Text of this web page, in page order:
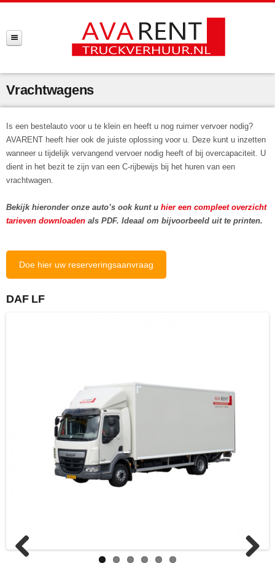
Vrachtwagens
Is een bestelauto voor u te klein en heeft u nog ruimer vervoer nodig?
AVARENT heeft hier ook de juiste oplossing voor u. Deze kunt u inzetten
wanneer u tijdelijk vervangend vervoer nodig heeft of bij overcapaciteit. U
dient in het bezit te zijn van een C-rijbewijs bij het huren van een
vrachtwagen.
Bekijk hieronder onze auto’s ook kunt u hier een compleet overzicht
tarieven downloaden als PDF. Ideaal om bijvoorbeeld uit te printen.
Doe hier uw reserveringsaanvraag
DAF LF